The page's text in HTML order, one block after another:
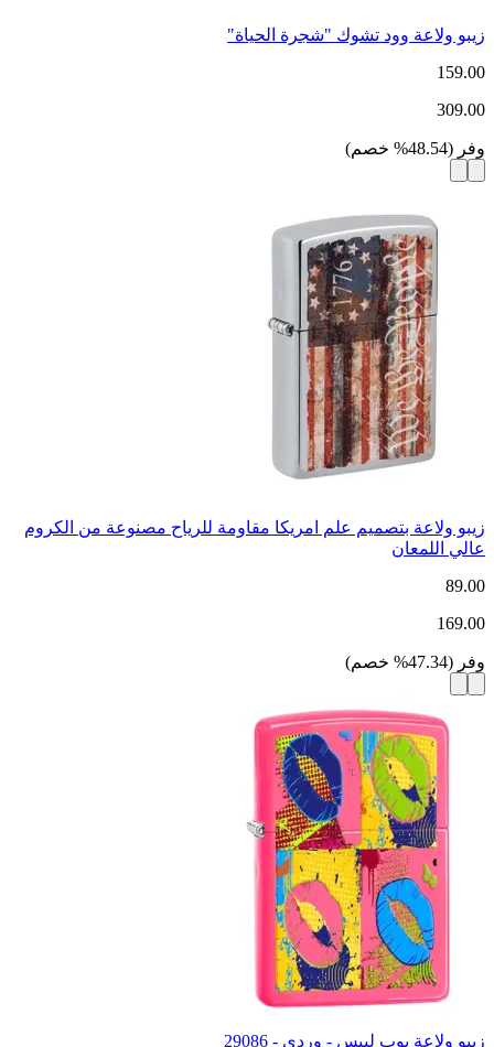
زيبو ولاعة وود تشوك "شجرة الحياة"
159.00
309.00
وفر (
48.54
% خصم)
زيبو ولاعة بتصميم علم امريكا مقاومة للرياح مصنوعة من الكروم
عالي اللمعان
89.00
169.00
وفر (
47.34
% خصم)
زيبو ولاعة بوب ليبس - وردي - 29086